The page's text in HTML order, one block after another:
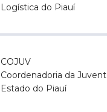
Logística do Piauí
COJUV
Coordenadoria da
Estado do Piauí